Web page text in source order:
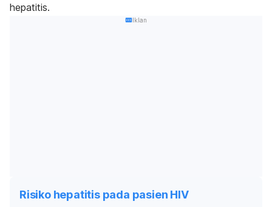
hepatitis.
Iklan
Risiko hepatitis pada pasien HIV